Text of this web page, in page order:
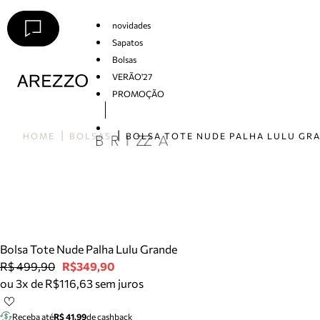
novidades
Sapatos
Bolsas
VERÃO'27
PROMOÇÃO
HOME BOLSAS BOLSA TOTE NUDE PALHA LULU
Bolsa Tote Nude Palha Lulu Grande
R$ 499,90 R$349,90
ou 3x de R$116,63 sem juros
Receba atéR$ 41,99de cashback